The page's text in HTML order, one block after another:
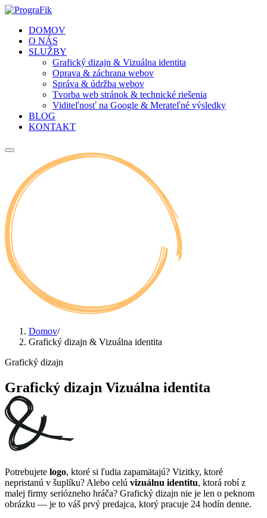
DOMOV
O NÁS
SLUŽBY
Grafický dizajn & Vizuálna identita
Oprava & záchrana webov
Správa & údržba webov
Tvorba web stránok & technické riešenia
Viditeľnosť na Google & Merateľné výsledky
BLOG
KONTAKT
Domov/
Grafický dizajn & Vizuálna identita
Grafický dizajn
Grafický dizajn Vizuálna identita
Potrebujete logo, ktoré si ľudia zapamätajú? Vizitky, ktoré
nepristanú v šuplíku? Alebo celú vizuálnu identitu, ktorá robí z
malej firmy seriózneho hráča? Grafický dizajn nie je len o peknom
obrázku — je to váš prvý predajca, ktorý pracuje 24 hodín denne.